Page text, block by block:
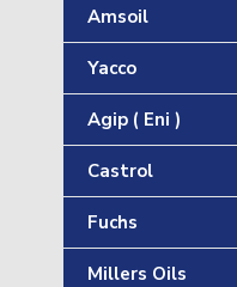
Amsoil
Yacco
Agip ( Eni )
Castrol
Fuchs
Millers Oils